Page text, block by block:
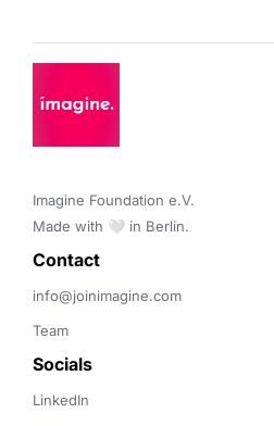
Imagine Foundation e.V.
Made with 🤍 in Berlin.
Contact
info@joinimagine.com
Team
Socials
LinkedIn